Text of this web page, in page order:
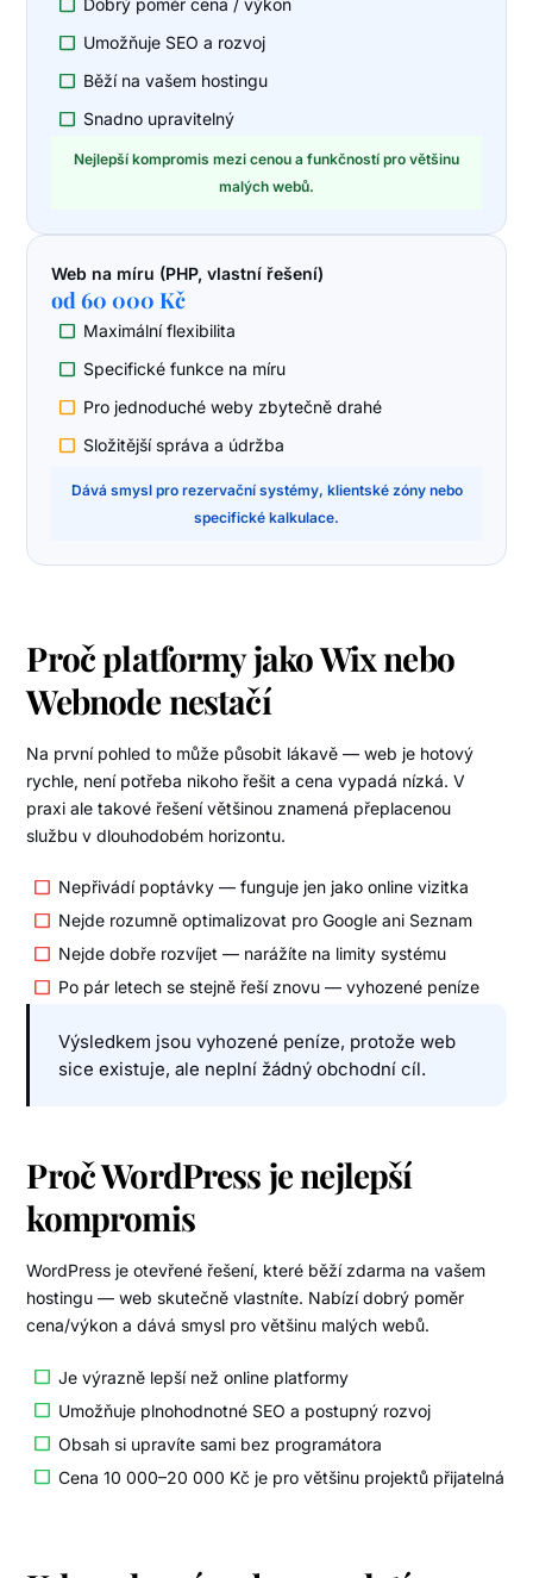
Dobrý poměr cena / výkon
Umožňuje SEO a rozvoj
Běží na vašem hostingu
Snadno upravitelný
Nejlepší kompromis mezi cenou a funkčností pro většinu
malých webů.
Web na míru (PHP, vlastní řešení)
od 60 000 Kč
Maximální flexibilita
Specifické funkce na míru
Pro jednoduché weby zbytečně drahé
Složitější správa a údržba
Dává smysl pro rezervační systémy, klientské zóny nebo
specifické kalkulace.
Proč platformy jako Wix nebo
Webnode nestačí
Na první pohled to může působit lákavě — web je hotový
rychle, není potřeba nikoho řešit a cena vypadá nízká. V
praxi ale takové řešení většinou znamená přeplacenou
službu v dlouhodobém horizontu.
Nepřivádí poptávky — funguje jen jako online vizitka
Nejde rozumně optimalizovat pro Google ani Seznam
Nejde dobře rozvíjet — narážíte na limity systému
Po pár letech se stejně řeší znovu — vyhozené peníze
Výsledkem jsou vyhozené peníze, protože web
sice existuje, ale neplní žádný obchodní cíl.
Proč WordPress je nejlepší
kompromis
WordPress je otevřené řešení, které běží zdarma na vašem
hostingu — web skutečně vlastníte. Nabízí dobrý poměr
cena/výkon a dává smysl pro většinu malých webů.
Je výrazně lepší než online platformy
Umožňuje plnohodnotné SEO a postupný rozvoj
Obsah si upravíte sami bez programátora
Cena 10 000–20 000 Kč je pro většinu projektů přijatelná